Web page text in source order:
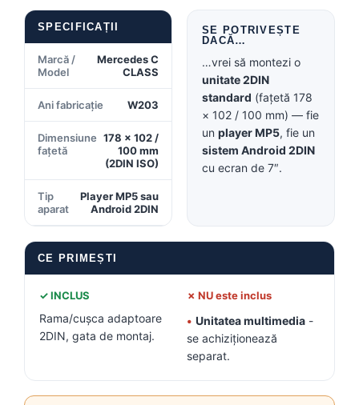
Conectică Volkswagen
Conectică Mercedes Benz
Conectică Opel
Conectică Skoda
Conectică Honda
Conectică Chevrolet
Conectică Suzuki
Conectică Renault
Conectică Kia
Conectică Hyundai
SPECIFICAȚII
Marcă /
Model
Mercedes C
CLASS
Ani fabricație W203
Dimensiune
fațetă
178 × 102 /
100 mm
(2DIN ISO)
Tip
aparat
Player MP5 sau
Android 2DIN
SE POTRIVEȘTE
DACĂ…
…vrei să montezi o
unitate 2DIN
standard (fațetă 178
× 102 / 100 mm) — fie
un player MP5, fie un
sistem Android 2DIN
cu ecran de 7″.
CE PRIMEȘTI
✓ INCLUS
Rama/cușca adaptoare
2DIN, gata de montaj.
✗ NU este inclus
• Unitatea multimedia -
se achiziționează
separat.